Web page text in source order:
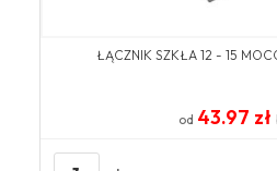
ŁĄCZNIK SZKŁA 12 - 15
od 43.97 zł